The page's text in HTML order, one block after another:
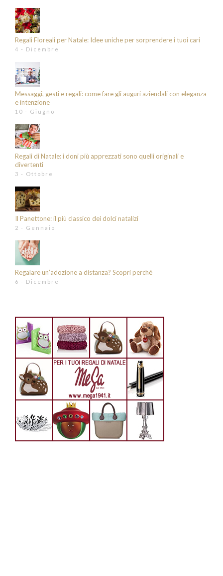
Regali Floreali per Natale: Idee uniche per sorprendere i tuoi cari
4 - Dicembre
Messaggi, gesti e regali: come fare gli auguri aziendali con eleganza
e intenzione
10 - Giugno
Regali di Natale: i doni più apprezzati sono quelli originali e
divertenti
3 - Ottobre
Il Panettone: il più classico dei dolci natalizi
2 - Gennaio
Regalare un’adozione a distanza? Scopri perché
6 - Dicembre